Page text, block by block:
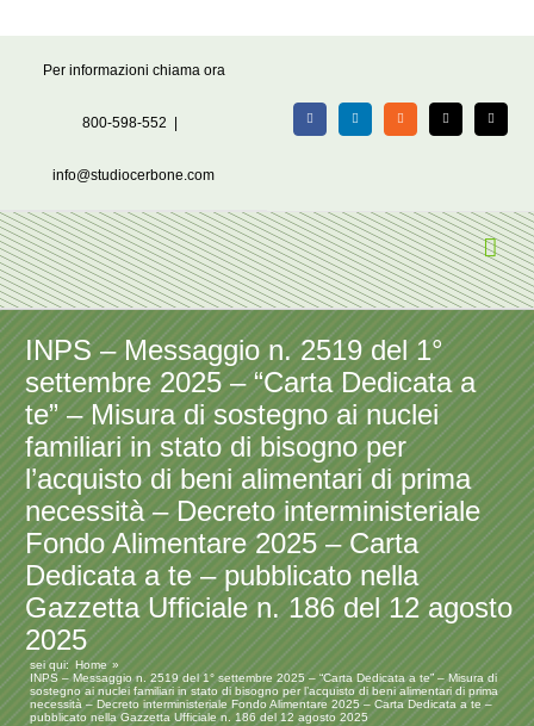
Per informazioni chiama ora
800-598-552
info@studiocerbone.com
FacebookLinkedIn Rss X Email
INPS – Messaggio n. 2519 del 1°
settembre 2025 – “Carta Dedicata a
te” – Misura di sostegno ai nuclei
familiari in stato di bisogno per
l’acquisto di beni alimentari di prima
necessità – Decreto interministeriale
Fondo Alimentare 2025 – Carta
Dedicata a te – pubblicato nella
Gazzetta Ufficiale n. 186 del 12 agosto
2025
sei qui: Home
INPS – Messaggio n. 2519 del 1° settembre 2025 – “Carta Dedicata a te” – Misura di
sostegno ai nuclei familiari in stato di bisogno per l’acquisto di beni alimentari di prima
necessità – Decreto interministeriale Fondo Alimentare 2025 – Carta Dedicata a te –
pubblicato nella Gazzetta Ufficiale n. 186 del 12 agosto 2025